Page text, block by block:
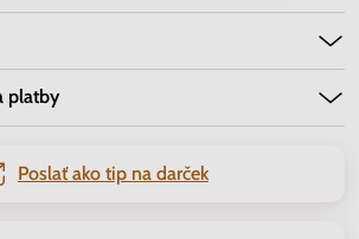
platby
Poslať ako tip na darček